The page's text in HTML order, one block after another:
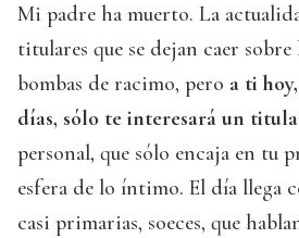
Mi padre ha muerto. La
titulares que se dejan caer sobre
bombas de racimo, pero a ti
días, sólo te interesará un
personal, que sólo encaja en tu
esfera de lo íntimo. El día llega
casi primarias, soeces, que